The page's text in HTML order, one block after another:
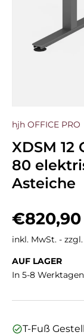
hjh OFFICE PRO
XDSM 12
80
Asteiche
€820,90
inkl. MwSt. -
AUF LAGER
In 5-8
T-Fuß